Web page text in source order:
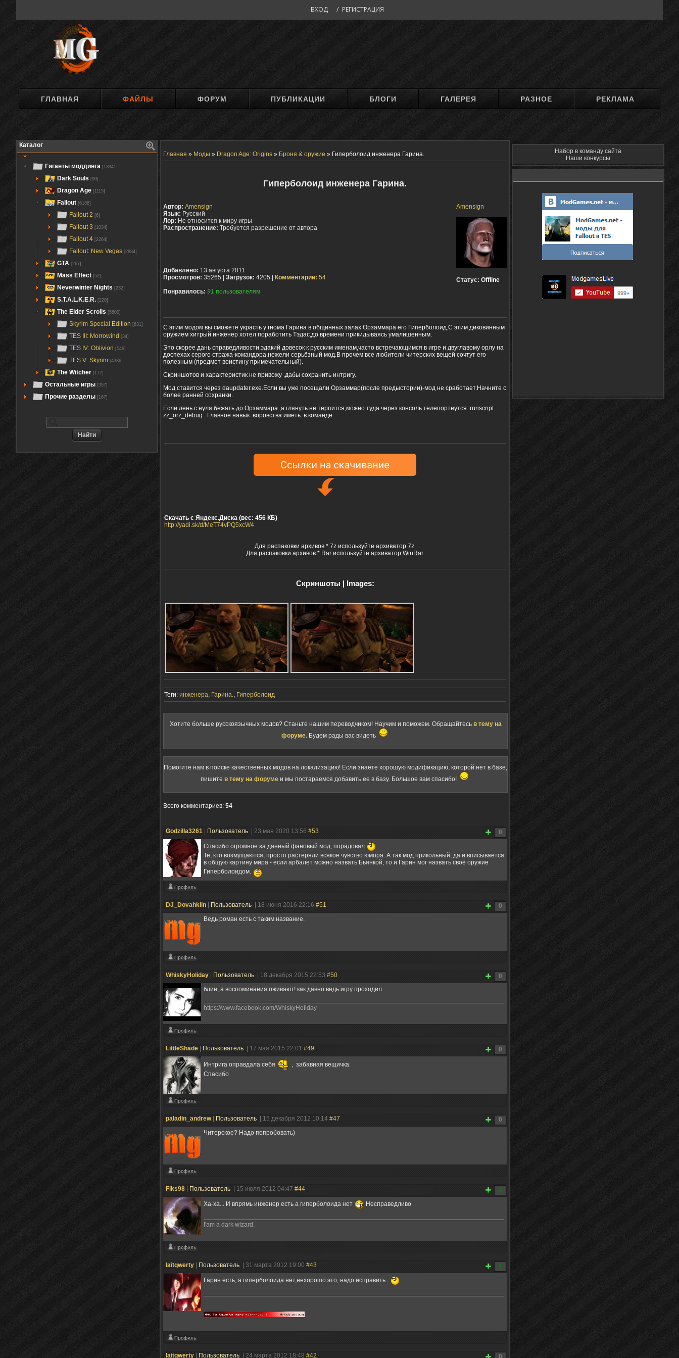
ВХОД / РЕГИСТРАЦИЯ
ГЛАВНАЯ ФАЙЛЫ ФОРУМ ПУБЛИКАЦИИ БЛОГИ ГАЛЕРЕЯ РАЗНОЕ РЕКЛАМА
Каталог
Гиганты моддинга [13941]
Dark Souls [90]
Dragon Age [1115]
Fallout [6188]
Fallout 2 [6]
Fallout 3 [1034]
Fallout 4 [2264]
Fallout: New Vegas [2884]
GTA [267]
Mass Effect [52]
Neverwinter Nights [232]
S.T.A.L.K.E.R. [220]
The Elder Scrolls [5600]
Skyrim Special Edition [631]
TES III: Morrowind [34]
TES IV: Oblivion [549]
TES V: Skyrim [4386]
The Witcher [177]
Остальные игры [357]
Прочие разделы [167]
Главная » Моды » Dragon Age: Origins » Броня & оружие » Гиперболоид инженера Гарина.
Гиперболоид инженера Гарина.
Amensign
Статус: Offline
Автор: Amensign
Язык: Русский
Лор: Не относится к миру игры
Распространение: Требуется разрешение от автора
Добавлено: 13 августа 2011
Просмотров: 35265 | Загрузок: 4205 | Комментарии: 54
Понравилось: 91 пользователям
С этим модом вы сможете украсть у гнома Гарина в общинных залах Орзаммара его Гиперболоид.С этим диковинным
оружием хитрый инженер хотел поработить Тэдас,до времени прикидываясь умалишенным.
Это скорее дань справедливости,эдакий довесок к русским именам,часто встречающимся в игре и двуглавому орлу на
доспехах серого стража-командора,нежели серьёзный мод.В прочем все любители читерских вещей сочтут его
полезным (предмет воистину примечательный).
Скриншотов и характеристик не привожу ,дабы сохранить интригу.
Мод ставится через daupdater.exe.Если вы уже посещали Орзаммар(после предыстории)-мод не сработает.Начните с
более ранней сохранки.
Если лень с нуля бежать до Орзаммара ,а глянуть не терпится,можно туда через консоль телепортнутся: runscript
zz_orz_debug . Главное навык воровства иметь в команде.
Скачать с Яндекс.Диска (вес: 456 КБ)
http://yadi.sk/d/MeT74vPQ5xcW4
Для распаковки архивов *.7z используйте архиватор 7z.
Для распаковки архивов *.Rar используйте архиватор WinRar.
Скриншоты | Images:
Теги: инженера, Гарина., Гиперболоид
Хотите больше русскоязычных модов? Станьте нашим переводчиком! Научим и поможем. Обращайтесь в тему на
форуме. Будем рады вас видеть
Помогите нам в поиске качественных модов на локализацию! Если знаете хорошую модификацию, которой нет в базе,
пишите в тему на форуме и мы постараемся добавить ее в базу. Большое вам спасибо!
Всего комментариев: 54
0
Godzilla3261 Пользователь | 23 мая 2020 13:56 #53
Спасибо огромное за данный фановый мод, порадовал
Те, кто возмущаются, просто растеряли всякое чувство юмора. А так мод прикольный, да и вписывается
в общую картину мира - если арбалет можно назвать Бьянкой, то и Гарин мог назвать своё оружие
Гиперболоидом.
0
DJ_Dovahkiin Пользователь | 18 июня 2016 22:16 #51
Ведь роман есть с таким название.
0
WhiskyHoliday Пользователь | 18 декабря 2015 22:53 #50
блин, а воспоминания оживают! как давно ведь игру проходил...
https://www.facebook.com/WhiskyHoliday
0
LittleShade Пользователь | 17 мая 2015 22:01 #49
Интрига оправдала себя
, забавная вещичка.
Спасибо
0
paladin_andrew| Пользователь | 15 декабря 2012 10:14 #47
Читерское? Надо попробовать)
4
Fiks98 Пользователь | 15 июля 2012 04:47 #44
Ха-ха... И впрямь инженер есть а гиперболоида нет Несправедливо
I'am a dark wizard.
1
laitqwerty Пользователь | 31 марта 2012 19:00 #43
Гарин есть, а гиперболоида нет,нехорошо это, надо исправить..
0
laitqwerty Пользователь | 24 марта 2012 18:48 #42
Набор в команду сайта
Наши конкурсы